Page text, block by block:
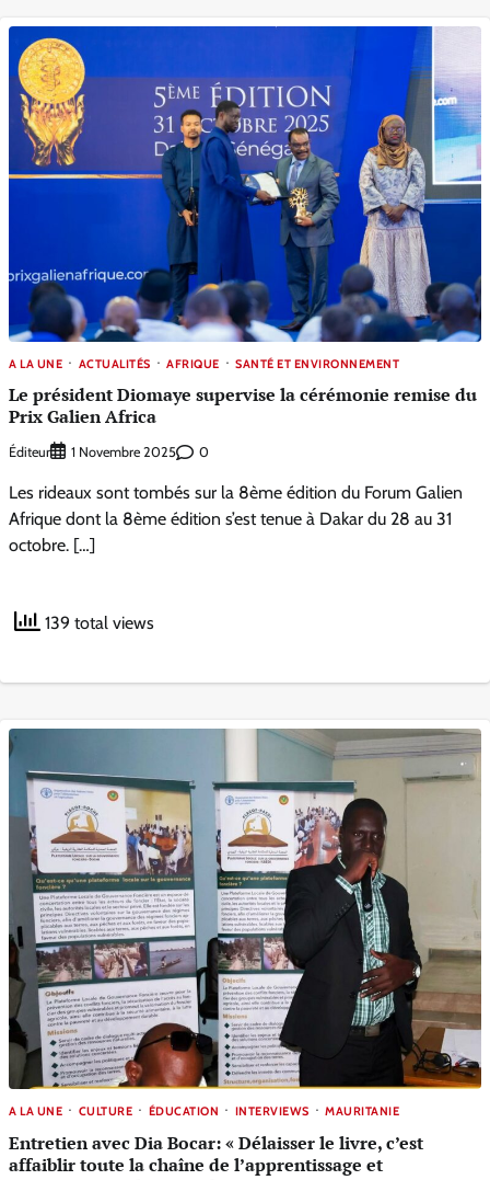
A LA UNE ACTUALITÉS AFRIQUE SANTÉ ET ENVIRONNEMENT
Le président Diomaye supervise la cérémonie remise du
Prix Galien Africa
Éditeur 1 Novembre 2025 0
Les rideaux sont tombés sur la 8ème édition du Forum Galien
Afrique dont la 8ème édition s’est tenue à Dakar du 28 au 31
octobre. […]
139 total views
A LA UNE CULTURE ÉDUCATION INTERVIEWS MAURITANIE
Entretien avec Dia Bocar: « Délaisser le livre, c’est
affaiblir toute la chaîne de l’apprentissage et